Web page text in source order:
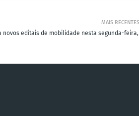
MAIS RECENTES
novos editais de mobilidade nesta segunda-feira,